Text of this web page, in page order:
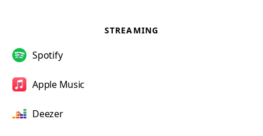
STREAMING
Spotify
Apple Music
Deezer